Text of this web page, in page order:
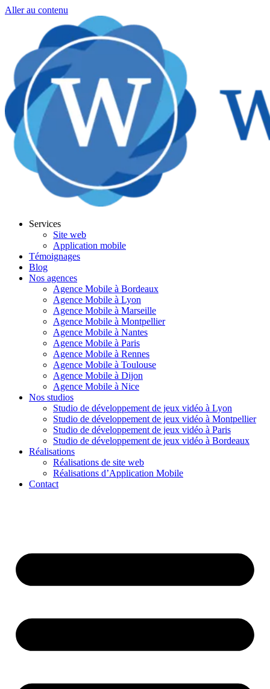
Aller au contenu
Services
Site web
Application mobile
Témoignages
Blog
Nos agences
Agence Mobile à Bordeaux
Agence Mobile à Lyon
Agence Mobile à Marseille
Agence Mobile à Montpellier
Agence Mobile à Nantes
Agence Mobile à Paris
Agence Mobile à Rennes
Agence Mobile à Toulouse
Agence Mobile à Dijon
Agence Mobile à Nice
Nos studios
Studio de développement de jeux vidéo à Lyon
Studio de développement de jeux vidéo à Montpellier
Studio de développement de jeux vidéo à Paris
Studio de développement de jeux vidéo à Bordeaux
Réalisations
Réalisations de site web
Réalisations d’Application Mobile
Contact